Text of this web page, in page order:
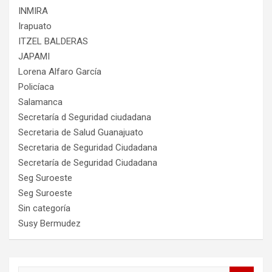
INMIRA
Irapuato
ITZEL BALDERAS
JAPAMI
Lorena Alfaro García
Policíaca
Salamanca
Secretaría d Seguridad ciudadana
Secretaria de Salud Guanajuato
Secretaria de Seguridad Ciudadana
Secretaría de Seguridad Ciudadana
Seg Suroeste
Seg Suroeste
Sin categoría
Susy Bermudez